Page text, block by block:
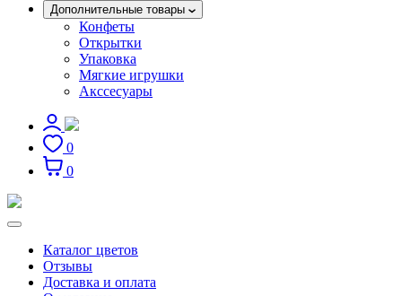
Дополнительные товары
Конфеты
Открытки
Упаковка
Мягкие игрушки
Акссесуары
0
0
Каталог цветов
Отзывы
Доставка и оплата